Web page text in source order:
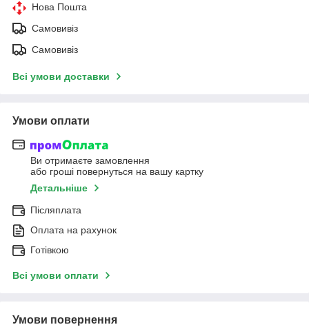
Нова Пошта
Самовивіз
Самовивіз
Всі умови доставки
Умови оплати
Ви отримаєте замовлення
або гроші повернуться на вашу картку
Детальніше
Післяплата
Оплата на рахунок
Готівкою
Всі умови оплати
Умови повернення